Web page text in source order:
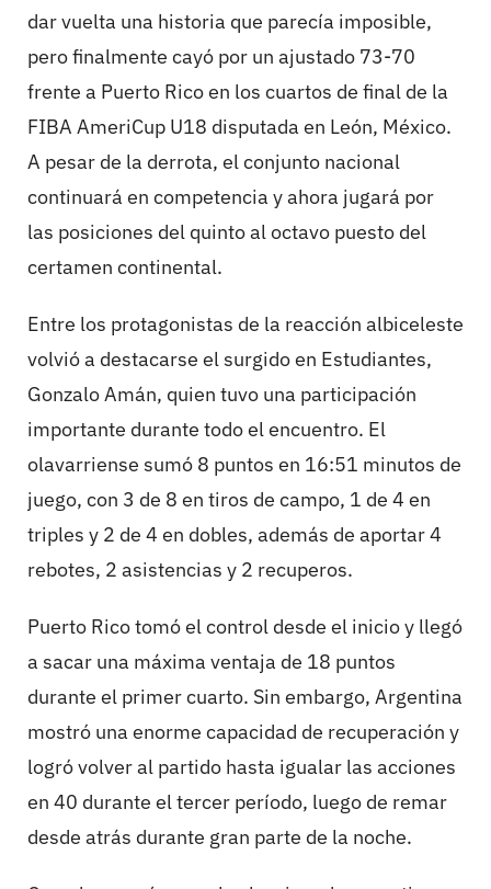
dar vuelta una historia que parecía imposible,
pero finalmente cayó por un ajustado 73-70
frente a Puerto Rico en los cuartos de final de la
FIBA AmeriCup U18 disputada en León, México.
A pesar de la derrota, el conjunto nacional
continuará en competencia y ahora jugará por
las posiciones del quinto al octavo puesto del
certamen continental.
Entre los protagonistas de la reacción albiceleste
volvió a destacarse el surgido en Estudiantes,
Gonzalo Amán, quien tuvo una participación
importante durante todo el encuentro. El
olavarriense sumó 8 puntos en 16:51 minutos de
juego, con 3 de 8 en tiros de campo, 1 de 4 en
triples y 2 de 4 en dobles, además de aportar 4
rebotes, 2 asistencias y 2 recuperos.
Puerto Rico tomó el control desde el inicio y llegó
a sacar una máxima ventaja de 18 puntos
durante el primer cuarto. Sin embargo, Argentina
mostró una enorme capacidad de recuperación y
logró volver al partido hasta igualar las acciones
en 40 durante el tercer período, luego de remar
desde atrás durante gran parte de la noche.